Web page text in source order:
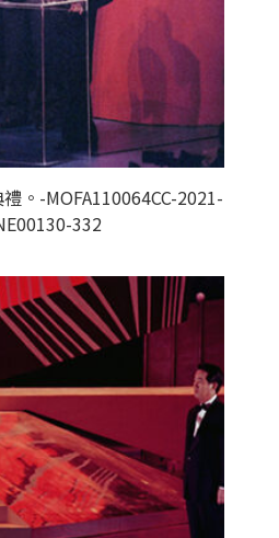
。-MOFA110064CC-2021-
332